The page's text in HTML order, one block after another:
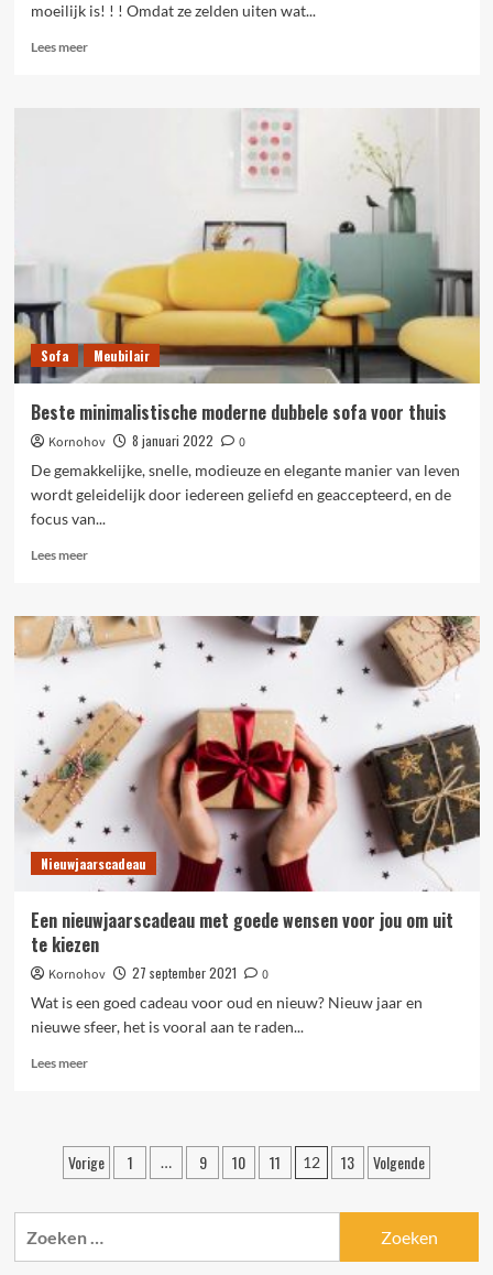
moeilijk is! ! ! Omdat ze zelden uiten wat...
Lees meerLees
Sofa Meubilair
Beste minimalistische moderne dubbele sofa voor thuis
Kornohov 8 januari 2022
0
De gemakkelijke, snelle, modieuze en elegante manier van leven
wordt geleidelijk door iedereen geliefd en geaccepteerd, en de
focus van...
Lees meerLees
Beste
minimalistische
moderne
sofa
voor
thuis
Nieuwjaarscadeau
Een nieuwjaarscadeau met goede wensen voor jou om uit
te kiezen
Kornohov 27 september 2021
0
Wat is een goed cadeau voor oud en nieuw? Nieuw jaar en
nieuwe sfeer, het is vooral aan te raden...
Lees meerLees
nieuwjaarscadeau
met
jou
Berichten
paginering
Vorige 1 … 9 10 11 12 13 Volgende